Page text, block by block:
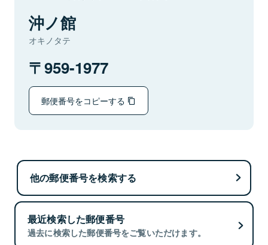
沖ノ館
オキノタテ
959-1977
郵便番号をコピーする
他の郵便番号を検索する
最近検索した郵便番号
過去に検索した郵便番号をご覧いただけます。